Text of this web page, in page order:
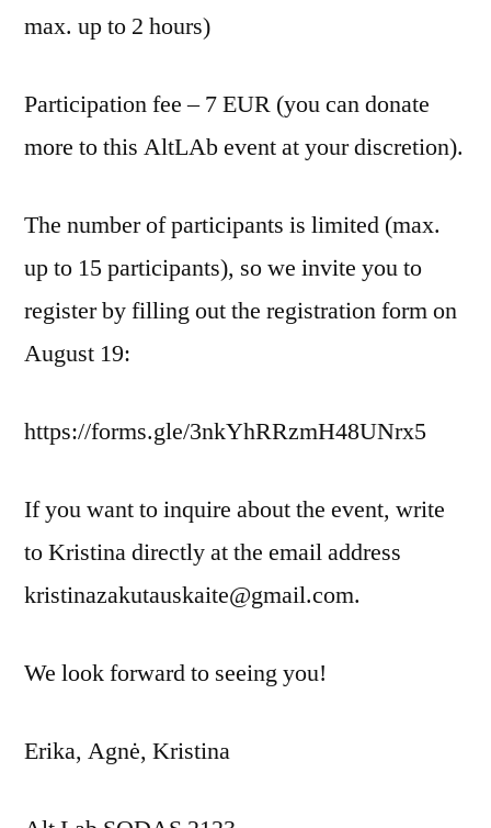
max. up to 2 hours)
Participation fee – 7 EUR (you can donate
more to this AltLAb event at your discretion).
The number of participants is limited (max.
up to 15 participants), so we invite you to
register by filling out the registration form on
August 19:
https://forms.gle/3nkYhRRzmH48UNrx5
If you want to inquire about the event, write
to Kristina directly at the email address
kristinazakutauskaite@gmail.com.
We look forward to seeing you!
Erika, Agnė, Kristina